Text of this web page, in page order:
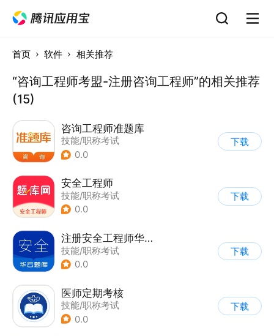
首页 软件 相关推荐
“咨询工程师考盟-注册咨询工程师”的相关推荐
(15)
咨询工程师准题库
技能/职称考试
0.0
下载
安全工程师
技能/职称考试
0.0
下载
注册安全工程师华云题库
技能/职称考试
0.0
下载
医师定期考核
技能/职称考试
0.0
下载